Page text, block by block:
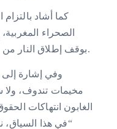
كما أشاد
الصحراء
بوقف إطلاق النار من أجل أمن واستقرار المنطقة برمتها.
وفي إشارة
مخيمات تندوف، ولا
الغابون انتهاكات
“في هذا